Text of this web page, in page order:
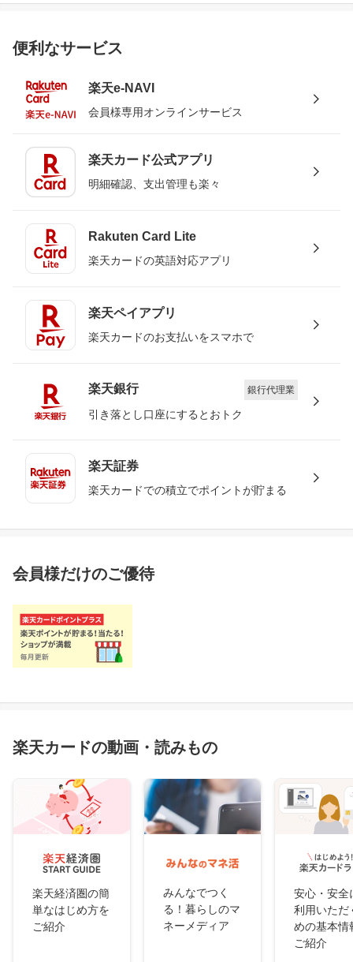
便利なサービス
楽天e-NAVI
会員様専用オンラインサービス
楽天カード公式アプリ
明細確認、支出管理も楽々
Rakuten Card Lite
楽天カードの英語対応アプリ
楽天ペイアプリ
楽天カードのお支払いをスマホで
楽天銀行 銀行代理業
引き落とし口座にするとおトク
楽天証券
楽天カードでの積立でポイントが貯まる
会員様だけのご優待
楽天カードの動画・読みもの
楽天経済圏の簡
単なはじめ方を
ご紹介
みんなでつく
る！暮らしのマ
ネーメディア
安心・安全
利用いただ
めの基本情
ご紹介